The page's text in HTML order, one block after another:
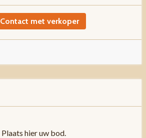
Contact met verkoper
Plaats hier uw bod.